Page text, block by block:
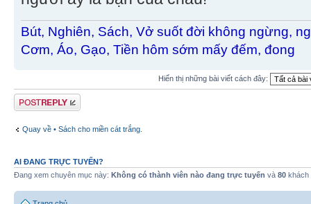
Bút, Nghiên, Sách, Vở suốt đời không ngừng,
Cơm, Áo, Gạo, Tiền hôm sớm mấy đếm, đong
Hiển thị những bài viết cách đây:
Gửi bài trả lời
Quay về • Sách cho miền cát trắng.
AI ĐANG TRỰC TUYẾN?
Đang xem chuyên mục này: Không có thành viên nào đang trực tuyến và 80 khách